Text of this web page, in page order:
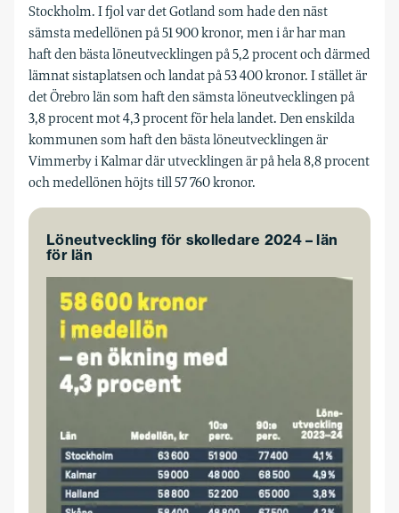
Stockholm. I fjol var det Gotland som hade den näst
sämsta medellönen på 51 900 kronor, men i år har man
haft den bästa löneutvecklingen på 5,2 procent och därmed
lämnat sistaplatsen och landat på 53 400 kronor. I stället är
det Örebro län som haft den sämsta löneutvecklingen på
3,8 procent mot 4,3 procent för hela landet. Den enskilda
kommunen som haft den bästa löneutvecklingen är
Vimmerby i Kalmar där utvecklingen är på hela 8,8 procent
och medellönen höjts till 57 760 kronor.
Löneutveckling för skolledare 2024 – län
för län